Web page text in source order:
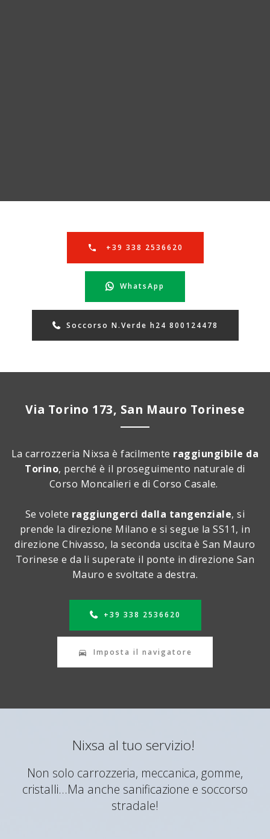
+39 338 2536620
WhatsApp
Soccorso N.Verde h24 800124478
Via Torino 173, San Mauro Torinese
La carrozzeria Nixsa è facilmente raggiungibile da
Torino, perché è il proseguimento naturale di
Corso Moncalieri e di Corso Casale.
Se volete raggiungerci dalla tangenziale, si
prende la direzione Milano e si segue la SS11, in
direzione Chivasso, la seconda uscita è San Mauro
Torinese e da li superate il ponte in direzione San
Mauro e svoltate a destra.
+39 338 2536620
Imposta il navigatore
Nixsa al tuo servizio!
Non solo carrozzeria, meccanica, gomme,
cristalli...Ma anche sanificazione e soccorso
stradale!